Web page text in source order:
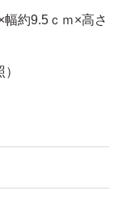
約9.5ｃｍ×高さ
です。